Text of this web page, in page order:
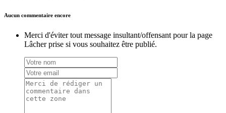
Aucun commentaire encore
Merci d'éviter tout message insultant/offensant pour la page
Lâcher prise si vous souhaitez être publié.